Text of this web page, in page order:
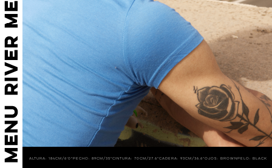
Altura: 184cm/6'0" Pecho: 89cm/35"Cintura: 70cm/27.6"Cadera: 93cm/36.6"Ojos: BROWN Pelo: BLACK